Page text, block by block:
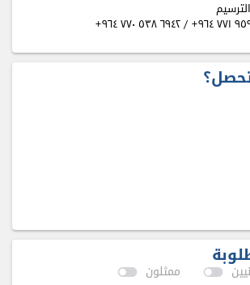
٩٥٩ ٣٧٦٣ /+٩٦٤ ٧٧٠ ٥٣٨ ٦٩٤٢
ممثلون